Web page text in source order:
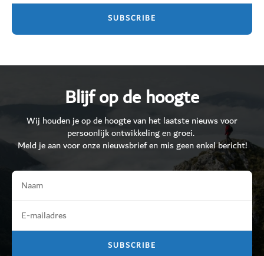
Blijf op de hoogte
Wij houden je op de hoogte van het laatste nieuws voor
persoonlijk ontwikkeling en groei.
Meld je aan voor onze nieuwsbrief en mis geen enkel bericht!